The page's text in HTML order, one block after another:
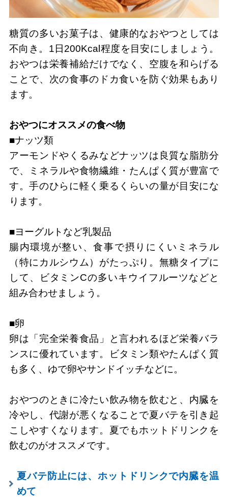
糖質の多いお菓子は、健康的なおやつとしては
不向き。1日200Kcal程度を目安にしましょう。
おやつは栄養補給だけでなく、空腹を和らげる
ことで、次の食事のドカ食いを防ぐ効果もあり
ます。
おやつにオススメの食べ物
■ナッツ類
アーモンドやくるみなどナッツは良質な脂肪分
で、ミネラルや食物繊維・たんぱく質が豊富で
す。手のひらに軽く乗るくらいの量が目安にな
ります。
■ヨーグルトなど乳製品
腸内環境が整い、食事で摂りにくいミネラル
（特にカルシウム）がたっぷり。無糖タイプに
して、ビタミンCの多いキウイフルーツなどと
組み合わせましょう。
■卵
卵は「完全栄養食品」と言われるほど栄養バラ
ンスに優れています。ビタミン類やたんぱく質
も多く、ゆで卵やサンドイッチなどに。
おやつのときに冷たい飲み物を飲むと、内臓を
冷やし、代謝が悪くなることで夏バテを引き起
こしやすくなります。夏でもホットドリンクを
飲むのがオススメです。
夏バテ防止には、ホットドリンクで内臓を温
めて